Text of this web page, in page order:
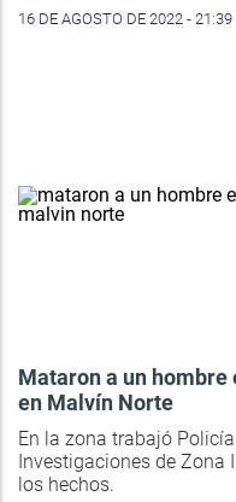
16 DE AGOSTO DE 2022 - 21:39
Mataron a un
en Malvín Norte
En la zona trabajó
Investigaciones de Zona
los hechos.